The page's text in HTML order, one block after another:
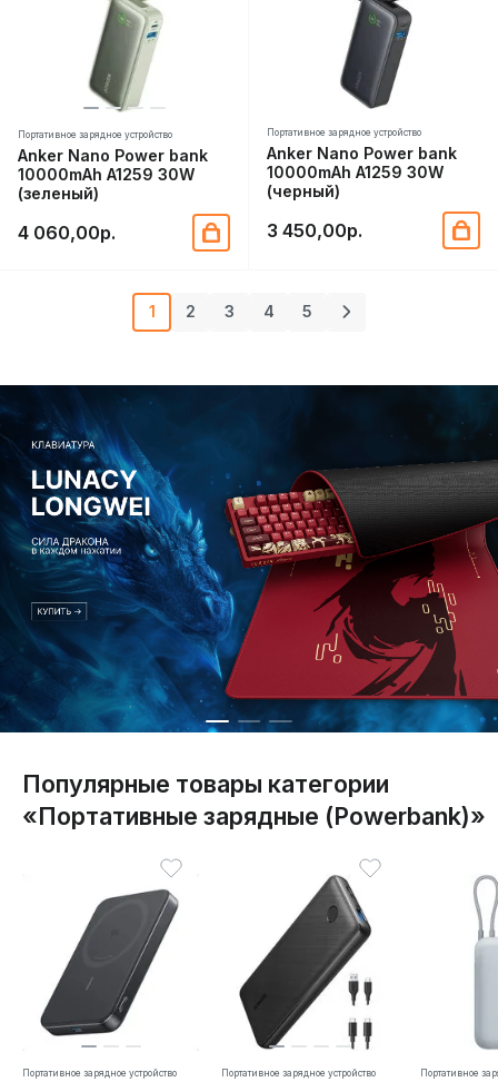
Портативное зарядное устройство
Anker Nano Power bank
10000mAh A1259 30W
(зеленый)
4 060,00р.
Портативное зарядное устройство
Anker Nano Power bank
10000mAh A1259 30W
(черный)
3 450,00р.
1 2 3 4 5
Популярные товары категории
«Портативные зарядные (Powerbank)»
Портативное зарядное устройство Портативное зарядное устройство Портативное